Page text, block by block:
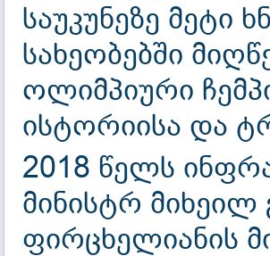
საუკუნეზე მეტი
სახეობებში
ოლიმპიური
ისტორიისა და
2018 წელს
მინისტრ
ფირცხელიანის